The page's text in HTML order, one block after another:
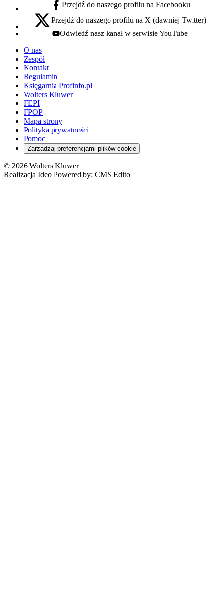
facebook - otwiera się w nowej karcie
Przejdź do naszego profilu na Facebooku
x - otwiera się w nowej karcie
Przejdź do naszego profilu na X (dawniej Twitter)
youtube - otwiera się w nowej karcie
Odwiedź nasz kanał w serwisie YouTube
O nas
Zespół
Kontakt
Regulamin
Księgarnia Profinfo.pl
Wolters Kluwer
FEPI
FPOP
Mapa strony
Polityka prywatności
Pomoc
Zarządzaj preferencjami plików cookie
© 2026 Wolters Kluwer
Realizacja Ideo Powered by: CMS Edito